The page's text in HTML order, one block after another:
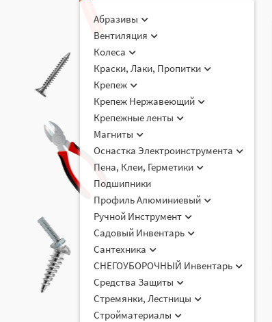
Абразивы
Вентиляция
Колеса
Краски, Лаки, Пропитки
Крепеж
Крепеж Нержавеющий
Крепежные ленты
Магниты
Оснастка Электроинструмента
Пена, Клеи, Герметики
Подшипники
Профиль Алюминиевый
Ручной Инструмент
Садовый Инвентарь
Сантехника
СНЕГОУБОРОЧНЫЙ Инвентарь
Средства Защиты
Стремянки, Лестницы
Стройматериалы